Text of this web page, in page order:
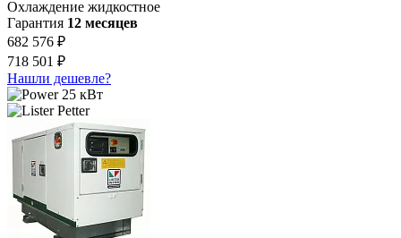
Охлаждение жидкостное
Гарантия 12 месяцев
682 576 ₽
718 501 ₽
Нашли дешевле?
25 кВт